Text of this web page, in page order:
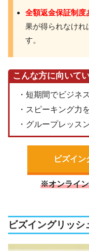
全額返金保証制度
果が得られなけれ
す。
こんな方に向いて
・短期間でビジネ
・スピーキング力
・グループレッス
ビズイン
※オンライン
ビズイングリッ